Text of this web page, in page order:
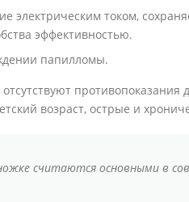
электрическим током,
эффективностью.
папилломы.
противопоказания
возраст, острые и
считаются основными в